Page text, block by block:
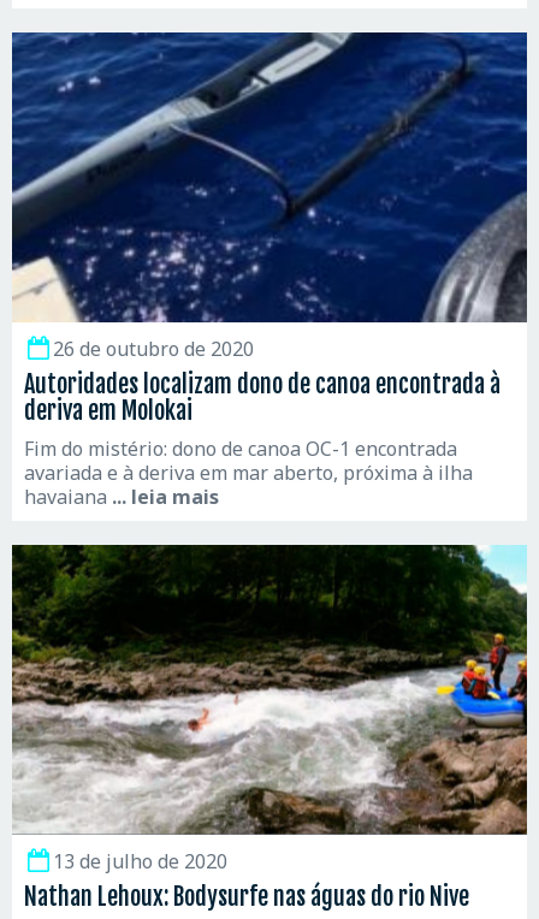
26 de outubro de 2020
Autoridades localizam dono de canoa encontrada à
deriva em Molokai
Fim do mistério: dono de canoa OC-1 encontrada
avariada e à deriva em mar aberto, próxima à ilha
havaiana ... leia mais
13 de julho de 2020
Nathan Lehoux: Bodysurfe nas águas do rio Nive